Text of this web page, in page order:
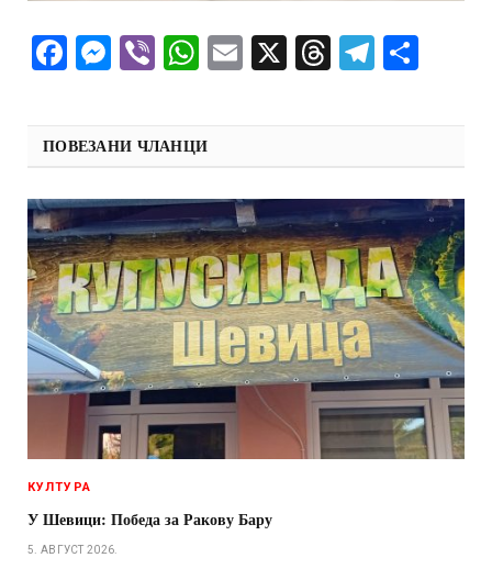
Facebook
Messenger
ViberWhatsApp
Email
X Threads
ПОВЕЗАНИ ЧЛАНЦИ
КУЛТУРА
У Шевици: Победа за Ракову Бару
5. АВГУСТ 2026.